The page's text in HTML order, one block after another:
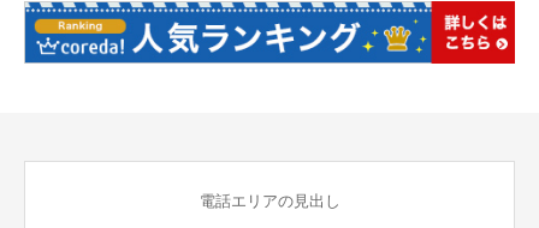
電話エリアの見出し